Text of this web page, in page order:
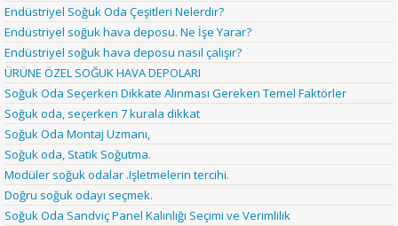
Endüstriyel Soğuk Oda Çeşitleri Nelerdir?
Endüstriyel soğuk hava deposu. Ne İşe Yarar?
Endüstriyel soğuk hava deposu nasıl çalışır?
ÜRÜNE ÖZEL SOĞUK HAVA DEPOLARI
Soğuk Oda Seçerken Dikkate Alınması Gereken Temel Faktörler
Soğuk oda, seçerken 7 kurala dikkat
Soğuk Oda Montaj Uzmanı,
Soğuk oda, Statik Soğutma.
Modüler soğuk odalar .Işletmelerin tercihi.
Doğru soğuk odayı seçmek.
Soğuk Oda Sandviç Panel Kalınlığı Seçimi ve Verimlilik